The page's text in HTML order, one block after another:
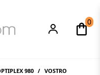
0
980 / VOSTRO